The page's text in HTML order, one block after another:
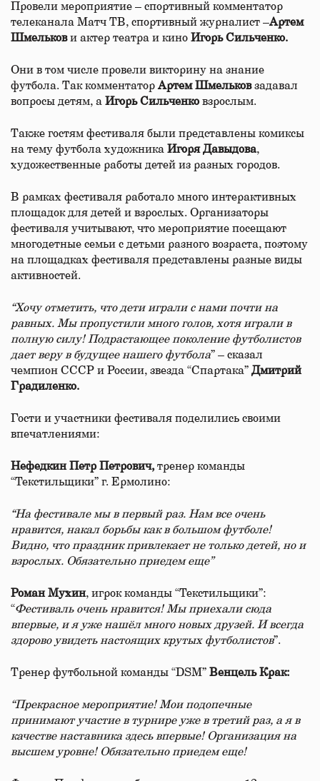
Провели мероприятие – спортивный комментатор
телеканала Матч ТВ, спортивный журналист –Артем
Шмельков и актер театра и кино Игорь Сильченко.
Они в том числе провели викторину на знание
футбола. Так комментатор Артем Шмельков задавал
вопросы детям, а Игорь Сильченко взрослым.
Также гостям фестиваля были представлены комиксы
на тему футбола художника Игоря Давыдова,
художественные работы детей из разных городов.
В рамках фестиваля работало много интерактивных
площадок для детей и взрослых. Организаторы
фестиваля учитывают, что мероприятие посещают
многодетные семьи с детьми разного возраста, поэтому
на площадках фестиваля представлены разные виды
активностей.
“Хочу отметить, что дети играли с нами почти на
равных. Мы пропустили много голов, хотя играли в
полную силу! Подрастающее поколение футболистов
дает веру в будущее нашего футбола” – сказал
чемпион СССР и России, звезда “Спартака” Дмитрий
Градиленко.
Гости и участники фестиваля поделились своими
впечатлениями:
Нефедкин Петр Петрович, тренер команды
“Текстильщики” г. Ермолино:
“На фестивале мы в первый раз. Нам все очень
нравится, накал борьбы как в большом футболе!
Видно, что праздник привлекает не только детей, но и
взрослых. Обязательно приедем еще”
Роман Мухин, игрок команды “Текстильщики”:
“Фестиваль очень нравится! Мы приехали сюда
впервые, и я уже нашёл много новых друзей. И всегда
здорово увидеть настоящих крутых футболистов”.
Тренер футбольной команды “DSM” Венцель Крак:
“Прекрасное мероприятие! Мои подопечные
принимают участие в турнире уже в третий раз, а я в
качестве наставника здесь впервые! Организация на
высшем уровне! Обязательно приедем еще!